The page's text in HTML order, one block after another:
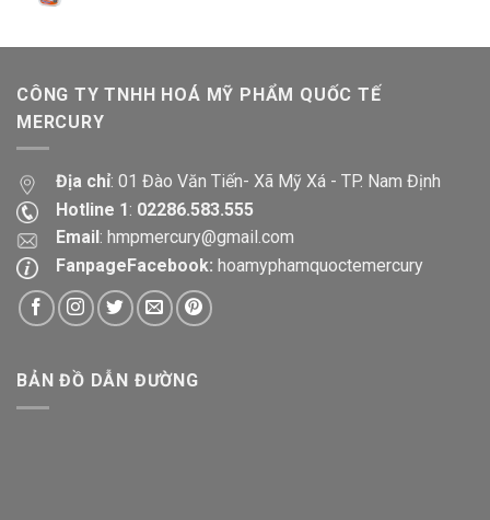
CÔNG TY TNHH HOÁ MỸ PHẨM QUỐC TẾ
MERCURY
Địa chỉ: 01 Đào Văn Tiến- Xã Mỹ Xá - TP. Nam Định
Hotline 1: 02286.583.555
Email : hmpmercury@gmail.com
FanpageFacebook: hoamyphamquoctemercury
BẢN ĐỒ DẪN ĐƯỜNG